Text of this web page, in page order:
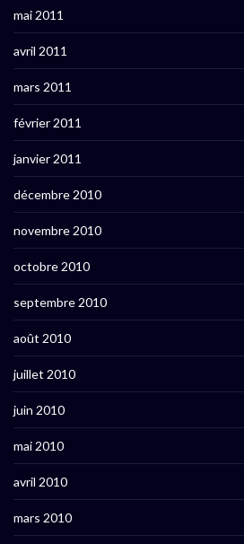
mai 2011
avril 2011
mars 2011
février 2011
janvier 2011
décembre 2010
novembre 2010
octobre 2010
septembre 2010
août 2010
juillet 2010
juin 2010
mai 2010
avril 2010
mars 2010